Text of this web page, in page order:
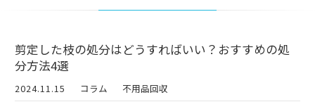
剪定した枝の処分はどうすればいい？おすすめの処
分方法4選
2024.11.15 コラム 不用品回収